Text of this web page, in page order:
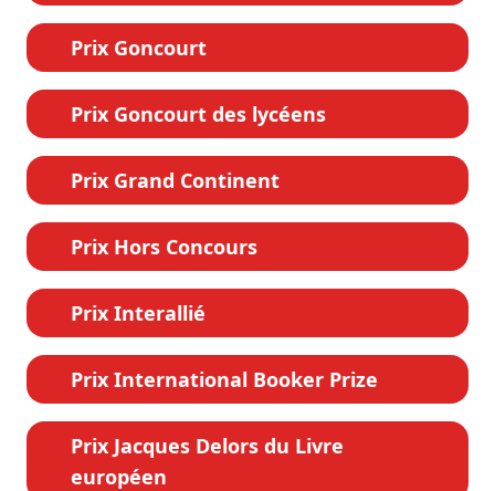
Prix Goncourt
Prix Goncourt des lycéens
Prix Grand Continent
Prix Hors Concours
Prix Interallié
Prix International Booker Prize
Prix Jacques Delors du Livre
européen